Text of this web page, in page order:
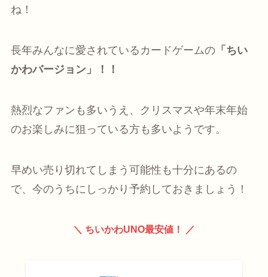
ね！
長年みんなに愛されているカードゲームの「ちい
かわバージョン」！！
熱烈なファンも多いうえ、クリスマスや年末年始
のお楽しみに狙っている方も多いようです。
早めい売り切れてしまう可能性も十分にあるの
で、今のうちにしっかり予約しておきましょう！
＼ ちいかわUNO最安値！ ／